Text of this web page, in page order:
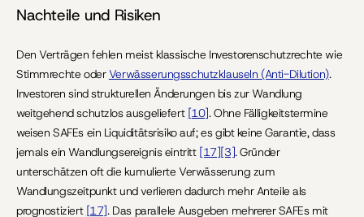
Nachteile und Risiken
Den Verträgen fehlen meist klassische Investorenschutzrechte wie
Stimmrechte oder Verwässerungsschutzklauseln (Anti-Dilution).
Investoren sind strukturellen Änderungen bis zur Wandlung
weitgehend schutzlos ausgeliefert [10]. Ohne Fälligkeitstermine
weisen SAFEs ein Liquiditätsrisiko auf; es gibt keine Garantie, dass
jemals ein Wandlungsereignis eintritt [17][3]. Gründer
unterschätzen oft die kumulierte Verwässerung zum
Wandlungszeitpunkt und verlieren dadurch mehr Anteile als
prognostiziert [17]. Das parallele Ausgeben mehrerer SAFEs mit